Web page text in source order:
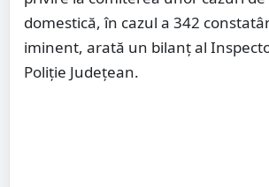
domestică, în cazul a 342
iminent, arată un bilanț al
Poliție Județean.